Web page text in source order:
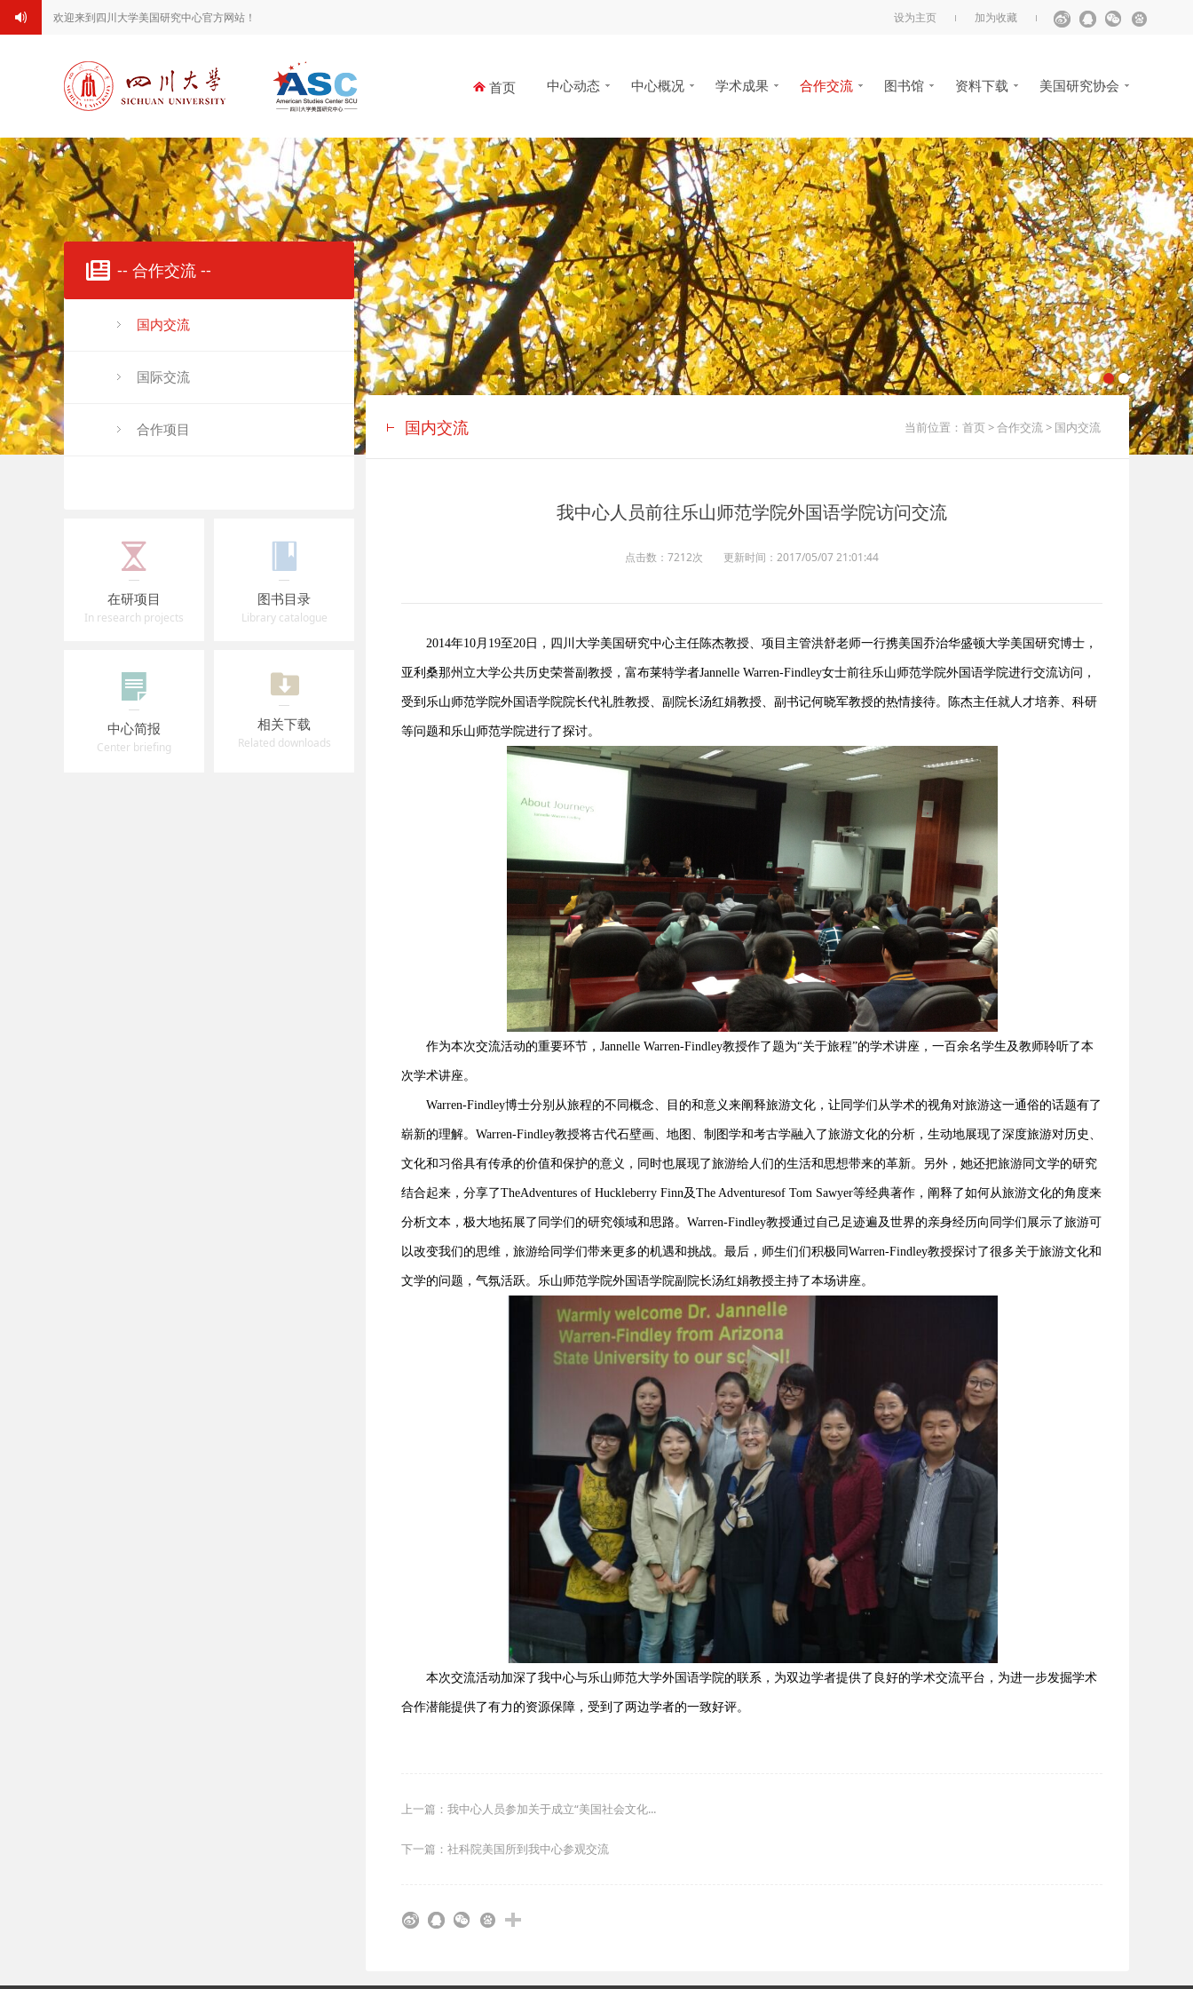
欢迎来到四川大学美国研究中心官方网站！ 设为主页 加为收藏
首页 中心动态 中心概况 学术成果 合作交流 图书馆 资料下载 美国研究协会
-- 合作交流 --
国内交流
国际交流
合作项目
在研项目
In research projects
图书目录
Library catalogue
中心简报
Center briefing
相关下载
Related downloads
国内交流 当前位置： 首页>合作交流> 国内交流
我中心人员前往乐山师范学院外国语学院访问交流
点击数：7212次 更新时间：2017/05/07 21:01:44
2014年10月19至20日，四川大学美国研究中心主任陈杰教授、项目主管洪舒老师一行携美国乔治华盛顿大学美国研究博士，
亚利桑那州立大学公共历史荣誉副教授，富布莱特学者Jannelle Warren-Findley女士前往乐山师范学院外国语学院进行交流访问，
受到乐山师范学院外国语学院院长代礼胜教授、副院长汤红娟教授、副书记何晓军教授的热情接待。陈杰主任就人才培养、科研
等问题和乐山师范学院进行了探讨。
作为本次交流活动的重要环节，Jannelle Warren-Findley教授作了题为“关于旅程”的学术讲座，一百余名学生及教师聆听了本
次学术讲座。
Warren-Findley博士分别从旅程的不同概念、目的和意义来阐释旅游文化，让同学们从学术的视角对旅游这一通俗的话题有了
崭新的理解。Warren-Findley教授将古代石壁画、地图、制图学和考古学融入了旅游文化的分析，生动地展现了深度旅游对历史、
文化和习俗具有传承的价值和保护的意义，同时也展现了旅游给人们的生活和思想带来的革新。另外，她还把旅游同文学的研究
结合起来，分享了TheAdventures of Huckleberry Finn及The Adventuresof Tom Sawyer等经典著作，阐释了如何从旅游文化的角度来
分析文本，极大地拓展了同学们的研究领域和思路。Warren-Findley教授通过自己足迹遍及世界的亲身经历向同学们展示了旅游可
以改变我们的思维，旅游给同学们带来更多的机遇和挑战。最后，师生们们积极同Warren-Findley教授探讨了很多关于旅游文化和
文学的问题，气氛活跃。乐山师范学院外国语学院副院长汤红娟教授主持了本场讲座。
本次交流活动加深了我中心与乐山师范大学外国语学院的联系，为双边学者提供了良好的学术交流平台，为进一步发掘学术
合作潜能提供了有力的资源保障，受到了两边学者的一致好评。
上一篇：我中心人员参加关于成立“美国社会文化...
下一篇：社科院美国所到我中心参观交流